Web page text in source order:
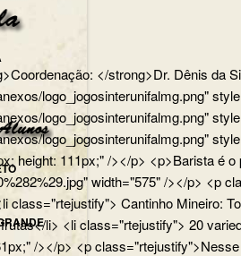
</strong>Dr. Dênis
111px;" /></p>
width="575" /></p>
Cantinho
li> <li class="rtejustify"> 20
/></p> <p